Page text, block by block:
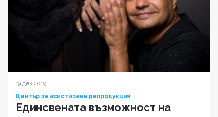
19 дек 2019
Център за асистирана репродукция
Единсвената възможност на